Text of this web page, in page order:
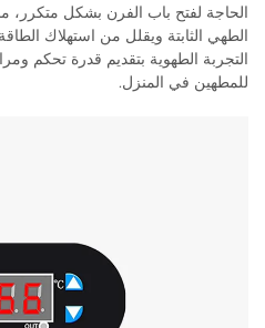
الحاجة لفتح باب الفرن بشكل
الطهي الثابتة ويقلل من استهلاك
التجربة الطهوية بتقديم قدرة تحكم
للمطهين في المنزل.